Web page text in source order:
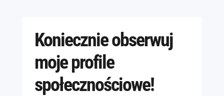
Koniecznie obserwuj
moje profile
społecznościowe!